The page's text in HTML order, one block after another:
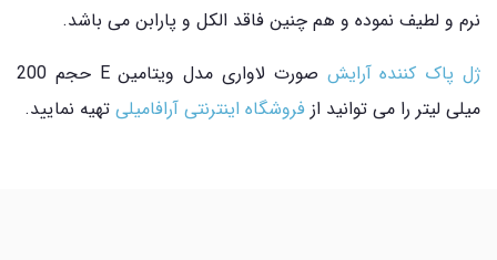
نرم و لطیف نموده و هم چنین فاقد الکل و پارابن می باشد.
ژل پاک کننده آرایش
صورت لاواری مدل ویتامین E حجم 200
میلی لیتر را می توانید از فروشگاه اینترنتی آرافامیلی تهیه نمایید.